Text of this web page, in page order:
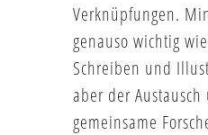
Verknüpfungen.
genauso wichtig
Schreiben und
aber der
gemeinsame